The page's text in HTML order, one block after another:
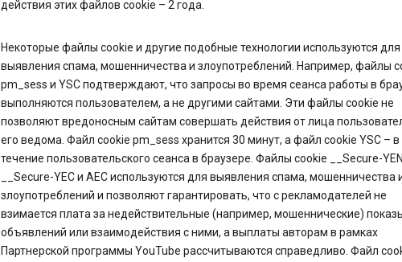
действия этих файлов cookie – 2 года.
Некоторые файлы cookie и другие подобные технологии используются для
выявления спама, мошенничества и злоупотреблений. Например, файлы
pm_sess и YSC подтверждают, что запросы во время сеанса работы в
выполняются пользователем, а не другими сайтами. Эти файлы cookie не
позволяют вредоносным сайтам совершать действия от лица
его ведома. Файл cookie pm_sess хранится 30 минут, а файл cookie YSC – в
течение пользовательского сеанса в браузере. Файлы cookie __Secure-
__Secure-YEC и AEC используются для выявления спама, мошенничества
злоупотреблений и позволяют гарантировать, что с рекламодателей не
взимается плата за недействительные (например, мошеннические)
объявлений или взаимодействия с ними, а выплаты авторам в рамках
Партнерской программы YouTube рассчитываются справедливо. Файл